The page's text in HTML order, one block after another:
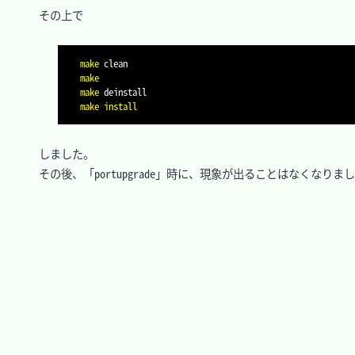
その上で
make
clean
make
make
deinstall
make install
しました。
その後、「portupgrade」時に、現象が出ることはなくなりま